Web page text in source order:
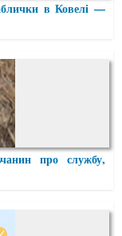
в Ковелі —
про службу,